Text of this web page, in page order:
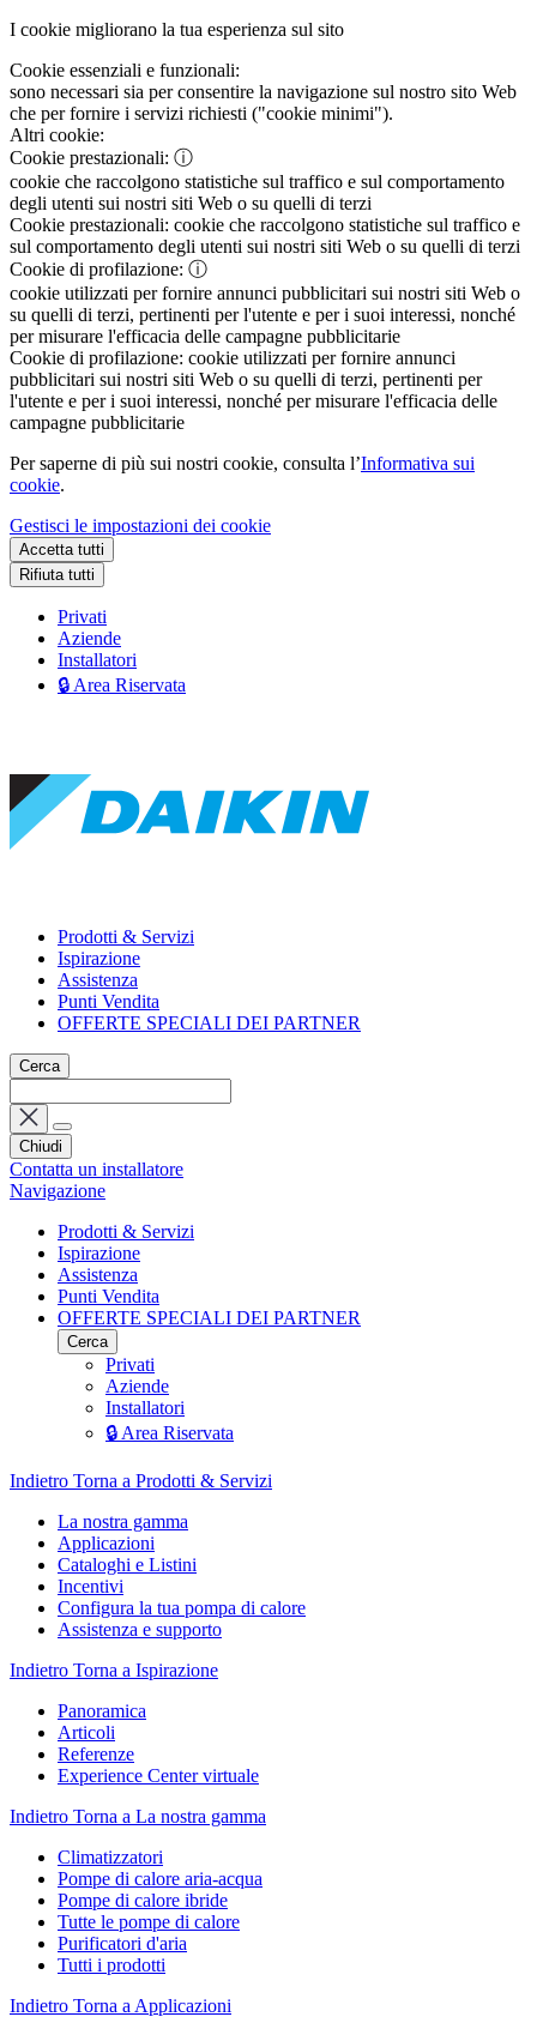
I cookie migliorano la tua esperienza sul sito
Cookie essenziali e funzionali:
sono necessari sia per consentire la navigazione sul nostro sito Web
che per fornire i servizi richiesti ("cookie minimi").
Altri cookie:
Cookie prestazionali: ⓘ
cookie che raccolgono statistiche sul traffico e sul comportamento
degli utenti sui nostri siti Web o su quelli di terzi
Cookie prestazionali: cookie che raccolgono statistiche sul traffico e
sul comportamento degli utenti sui nostri siti Web o su quelli di terzi
Cookie di profilazione: ⓘ
cookie utilizzati per fornire annunci pubblicitari sui nostri siti Web o
su quelli di terzi, pertinenti per l'utente e per i suoi interessi, nonché
per misurare l'efficacia delle campagne pubblicitarie
Cookie di profilazione: cookie utilizzati per fornire annunci
pubblicitari sui nostri siti Web o su quelli di terzi, pertinenti per
l'utente e per i suoi interessi, nonché per misurare l'efficacia delle
campagne pubblicitarie
Per saperne di più sui nostri cookie, consulta l’Informativa sui
cookie.
Gestisci le impostazioni dei cookie
Accetta tutti
Rifiuta tutti
Privati
Aziende
Installatori
🔒 Area Riservata
Prodotti & Servizi
Ispirazione
Assistenza
Punti Vendita
OFFERTE SPECIALI DEI PARTNER
Cerca
Chiudi
Contatta un installatore
Navigazione
Prodotti & Servizi
Ispirazione
Assistenza
Punti Vendita
OFFERTE SPECIALI DEI PARTNER
Cerca
Privati
Aziende
Installatori
🔒 Area Riservata
Indietro Torna a Prodotti & Servizi
La nostra gamma
Applicazioni
Cataloghi e Listini
Incentivi
Configura la tua pompa di calore
Assistenza e supporto
Indietro Torna a Ispirazione
Panoramica
Articoli
Referenze
Experience Center virtuale
Indietro Torna a La nostra gamma
Climatizzatori
Pompe di calore aria-acqua
Pompe di calore ibride
Tutte le pompe di calore
Purificatori d'aria
Tutti i prodotti
Indietro Torna a Applicazioni